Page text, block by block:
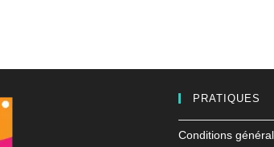
PRATIQUES
Conditions